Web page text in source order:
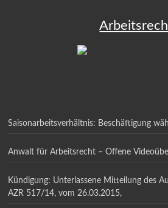
Saisonarbeitsverhältnis:
Anwalt für Arbeitsrecht – Offene
Kündigung: Unterlassene Mitteilung des
AZR 517/14, vom 26.03.2015,